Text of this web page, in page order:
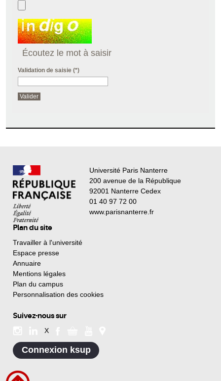
Champ pour les robots. Si vous êtes humains, merci de le laisser vide.
Écoutez le mot à saisir
Validation de saisie (*)
Université Paris Nanterre
200 avenue de la République
92001 Nanterre Cedex
01 40 97 72 00
www.parisnanterre.fr
Plan du site
Travailler à l'université
Espace presse
Annuaire
Mentions légales
Plan du campus
Personnalisation des cookies
Suivez-nous sur
X
Connexion ksup